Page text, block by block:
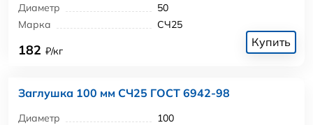
Диаметр
50
Марка
СЧ25
182 ₽/кг
Купить
Заглушка 100 мм СЧ25 ГОСТ 6942-98
Диаметр
100